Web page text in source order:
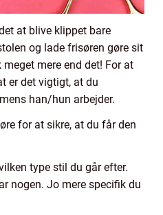
at blive klippet bare
og lade frisøren gøre sit
mere end det! For at
er det vigtigt, at du
han/hun arbejder.
for at sikre, at du får den
type stil du går efter.
nogen. Jo mere specifik du